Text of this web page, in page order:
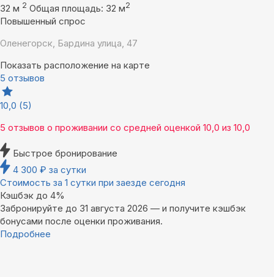
32 м 2 Общая площадь: 32 м2
Повышенный спрос
Оленегорск, Бардина улица, 47
Показать расположение на карте
5 отзывов
10,0 (5)
5 отзывов о проживании со средней оценкой 10,0 из 10,0
Быстрое бронирование
4 300 ₽ за сутки
Стоимость за 1 сутки при заезде сегодня
Кэшбэк до 4%
Забронируйте до 31 августа 2026 — и получите кэшбэк
бонусами после оценки проживания.
Подробнее